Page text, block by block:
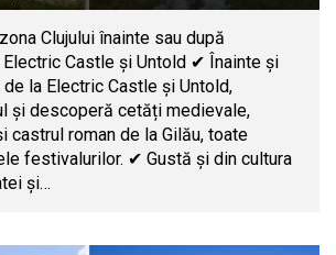
Clujului înainte sau după
Castle și Untold ✔ Înainte și
la Electric Castle și Untold,
și descoperă cetăți medievale,
castrul roman de la Gilău, toate
festivalurilor. ✔ Gustă și din cultura
și…